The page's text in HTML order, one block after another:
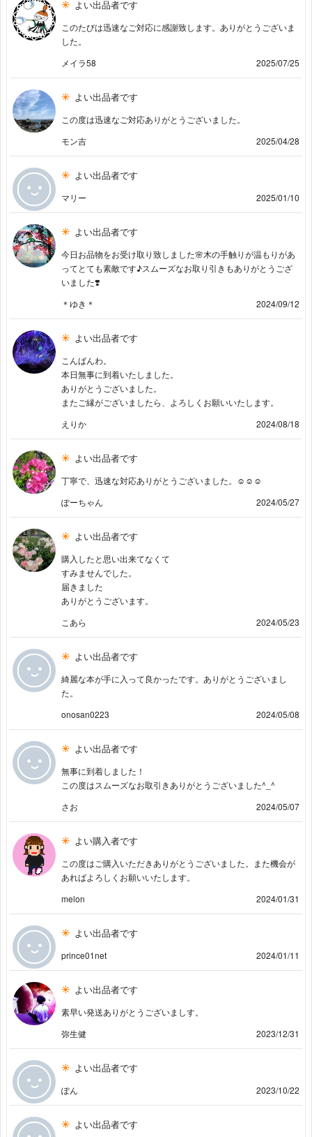
よい出品者です
このたびは迅速なご対応に感謝致します。ありがとうございま
した。
メイラ58
2025/07/25
よい出品者です
この度は迅速なご対応ありがとうございました。
モン吉
2025/04/28
よい出品者です
マリー 2025/01/10
よい出品者です
今日お品物をお受け取り致しました🌸木の手触りが温もりがあ
ってとても素敵です♪スムーズなお取り引きもありがとうござ
いました❣️
＊ゆき＊
2024/09/12
よい出品者です
こんばんわ。
本日無事に到着いたしました。
ありがとうございました。
またご縁がございましたら、よろしくお願いいたします。
えりか
2024/08/18
よい出品者です
丁寧で、迅速な対応ありがとうございました。☺️☺️☺️
ぽーちゃん
2024/05/27
よい出品者です
購入したと思い出来てなくて
すみませんでした。
届きました
ありがとうございます。
こあら
2024/05/23
よい出品者です
綺麗な本が手に入って良かったです。ありがとうございまし
た。
onosan0223
2024/05/08
よい出品者です
無事に到着しました！
この度はスムーズなお取引きありがとうございました^_^
さお
2024/05/07
よい購入者です
この度はご購入いただきありがとうございました。また機会が
あればよろしくお願いいたします。
melon
2024/01/31
よい出品者です
prince01net 2024/01/11
よい出品者です
素早い発送ありがとうございましす。
弥生健
2023/12/31
よい出品者です
ぽん 2023/10/22
よい出品者です